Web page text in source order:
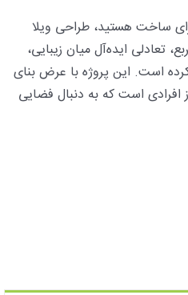
ساخت هستید، طراحی ویلا
با متراژ ۱۰۰ متر مربع، تعادلی ایده‌آل میان زیبایی،
است. این پروژه با عرض بنای
افرادی است که به دنبال فضایی